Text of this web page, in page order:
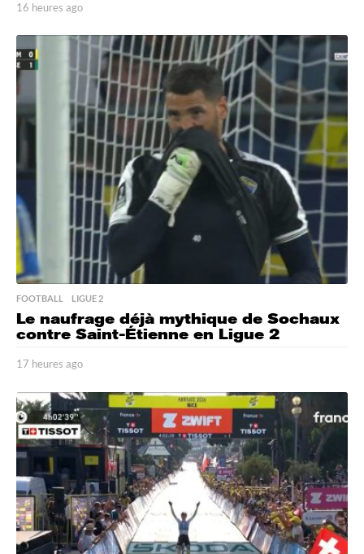
16 heures ago
h
r
e
s
a
o
FOOTBALL ,LIGUE 2
Le naufrage déjà mythique de Sochaux
contre Saint-Étienne en Ligue 2
17 heures ago
h
e
u
r
e
a
g
o